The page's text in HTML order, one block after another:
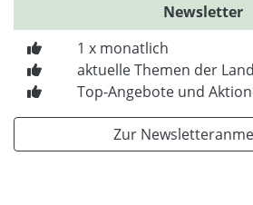
Newsletter
1 x monatlich
aktuelle Themen der
Top-Angebote und
Zur